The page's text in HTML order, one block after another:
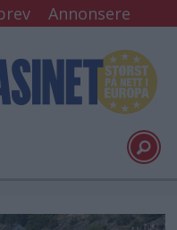
Annonsere